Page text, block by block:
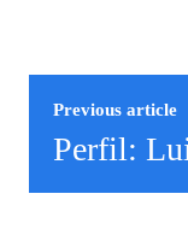
Previous article
Perfil: